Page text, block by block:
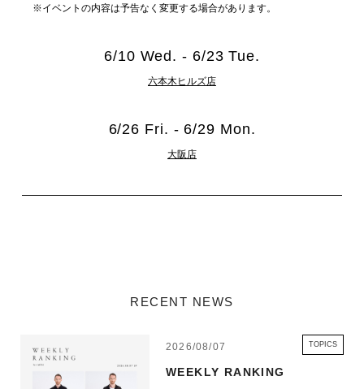
※イベントの内容は予告なく変更する場合があります。
6/10 Wed. - 6/23 Tue.
六本木ヒルズ店
6/26 Fri. - 6/29 Mon.
大阪店
RECENT NEWS
2026/08/07 TOPICS
WEEKLY RANKING